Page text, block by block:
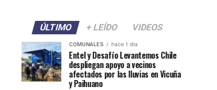
ÚLTIMO + LEÍDO VIDEOS
COMUNALES hace 1 día
Entel y Desafío Levantemos Chile
despliegan apoyo a vecinos
afectados por las lluvias en Vicuña
y Paihuano